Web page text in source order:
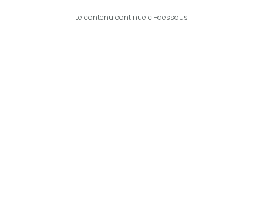
Le contenu continue ci-dessous